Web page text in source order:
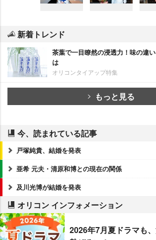
新着トレンド
茶葉で一目瞭然の浸透力！味の違
は
オリコンタイアップ特集
もっと見る
今、読まれている記事
戸塚純貴、結婚を発表
亜希 元夫・清原和博との現在の関係
及川光博が結婚を発表
オリコン インフォメーション
2026年7月夏ドラマも